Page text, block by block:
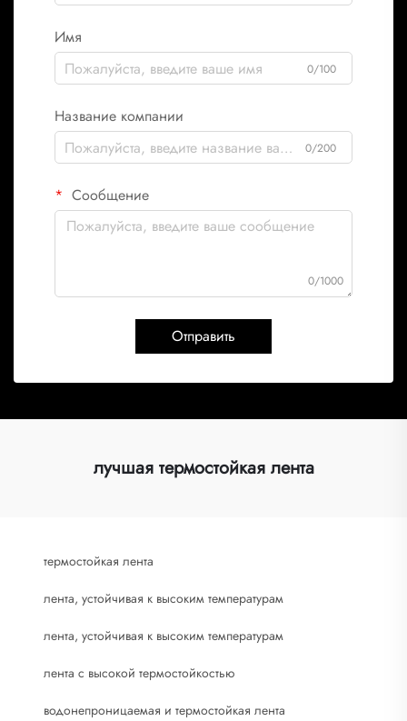
Имя
0/100
Название компании
0/200
Сообщение
0/1000
Отправить
лучшая термостойкая лента
термостойкая лента
лента, устойчивая к высоким температурам
лента, устойчивая к высоким температурам
лента с высокой термостойкостью
водонепроницаемая и термостойкая лента